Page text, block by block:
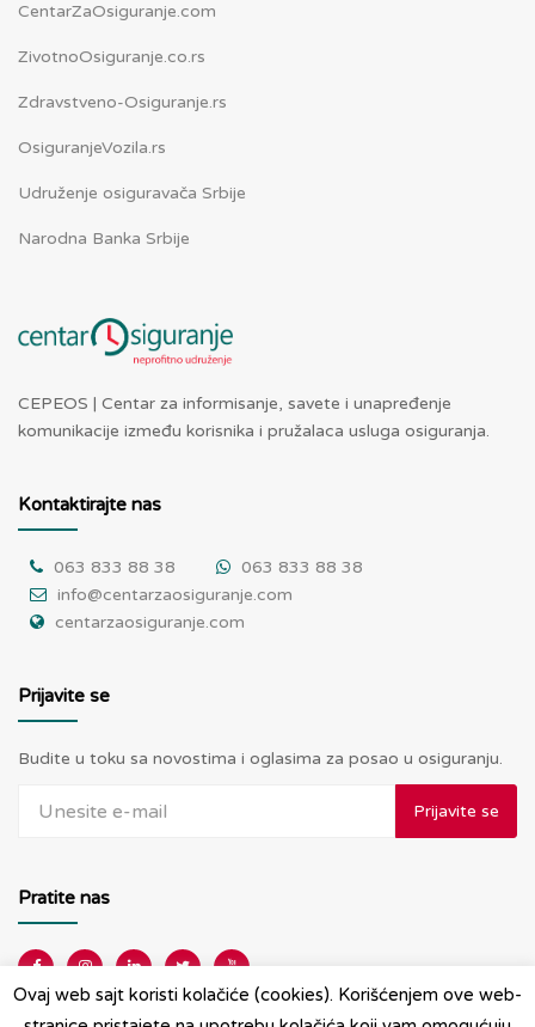
CentarZaOsiguranje.com
ZivotnoOsiguranje.co.rs
Zdravstveno-Osiguranje.rs
OsiguranjeVozila.rs
Udruženje osiguravača Srbije
Narodna Banka Srbije
CEPEOS | Centar za informisanje, savete i unapređenje
komunikacije između korisnika i pružalaca usluga osiguranja.
Kontaktirajte nas
063 833 88 38
063 833 88 38
info@centarzaosiguranje.com
centarzaosiguranje.com
Prijavite se
Budite u toku sa novostima i oglasima za posao u osiguranju.
Prijavite se
Pratite nas
Ovaj web sajt koristi kolačiće (cookies). Korišćenjem ove web-